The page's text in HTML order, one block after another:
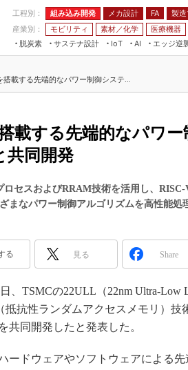
工程別： 組み込み開発 メカ設計 FA 製造
産業別：
モビリティ 素材／化学 医療機器
脱炭素
サステナ設計
IoT
工場
AI
設備保全
エッジ逆
JIMTOF
IIFES
TECHNO-FRONTIER
スマート工場EXPO
EdgeTech+
産業オープンネット展
つながるクルマ
組み込み画像技術
組み込みモデリン
車載ソフト開発
ISO26262
無償設計ツール
3Dプリンタ
デジタルツインと
S＆OP
搭載する先端的なパワー制御システ...
載する先端的なパワ
共同開発
セスおよびRRAM技術を活用し、
まなパワー制御アルゴリズムを高性能処
る 見る Share
TSMCの22ULL（22nm Ultra-Low
抗性ランダムアクセスメモリ）技
共同開発したと発表した。
ドウェアやソフトウェアによる先